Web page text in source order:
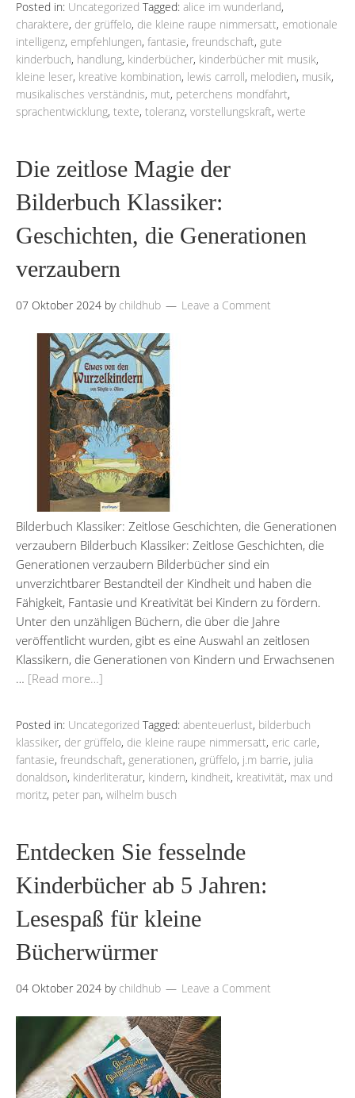
Posted in: Uncategorized Tagged: alice im wunderland,
charaktere, der grüffelo, die kleine raupe nimmersatt, emotionale
intelligenz, empfehlungen, fantasie, freundschaft, gute
kinderbuch, handlung, kinderbücher, kinderbücher mit musik,
kleine leser, kreative kombination, lewis carroll, melodien, musik,
musikalisches verständnis, mut, peterchens mondfahrt,
sprachentwicklung, texte, toleranz, vorstellungskraft, werte
Die zeitlose Magie der
Bilderbuch Klassiker:
Geschichten, die Generationen
verzaubern
07 Oktober 2024 by childhub Leave a Comment
Bilderbuch Klassiker: Zeitlose Geschichten, die Generationen
verzaubern Bilderbuch Klassiker: Zeitlose Geschichten, die
Generationen verzaubern Bilderbücher sind ein
unverzichtbarer Bestandteil der Kindheit und haben die
Fähigkeit, Fantasie und Kreativität bei Kindern zu fördern.
Unter den unzähligen Büchern, die über die Jahre
veröffentlicht wurden, gibt es eine Auswahl an zeitlosen
Klassikern, die Generationen von Kindern und Erwachsenen
… [Read more…]
Posted in: Uncategorized Tagged: abenteuerlust, bilderbuch
klassiker, der grüffelo, die kleine raupe nimmersatt, eric carle,
fantasie, freundschaft, generationen, grüffelo, j.m barrie, julia
donaldson, kinderliteratur, kindern, kindheit, kreativität, max und
moritz, peter pan, wilhelm busch
Entdecken Sie fesselnde
Kinderbücher ab 5 Jahren:
Lesespaß für kleine
Bücherwürmer
04 Oktober 2024 by childhub Leave a Comment